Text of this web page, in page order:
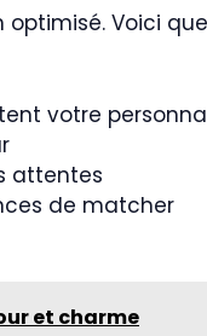
Voici
votre
attentes
de matcher
et charme